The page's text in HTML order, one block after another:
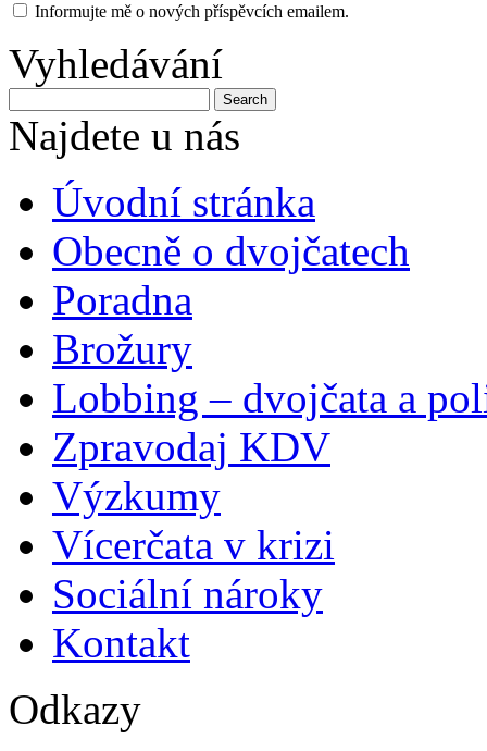
Informujte mě o nových příspěvcích emailem.
Vyhledávání
Najdete u nás
Úvodní stránka
Obecně o dvojčatech
Poradna
Brožury
Lobbing – dvojčata a
Zpravodaj KDV
Výzkumy
Vícerčata v krizi
Sociální nároky
Kontakt
Odkazy